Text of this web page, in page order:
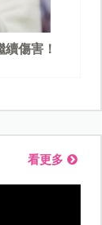
傷害！
看更多